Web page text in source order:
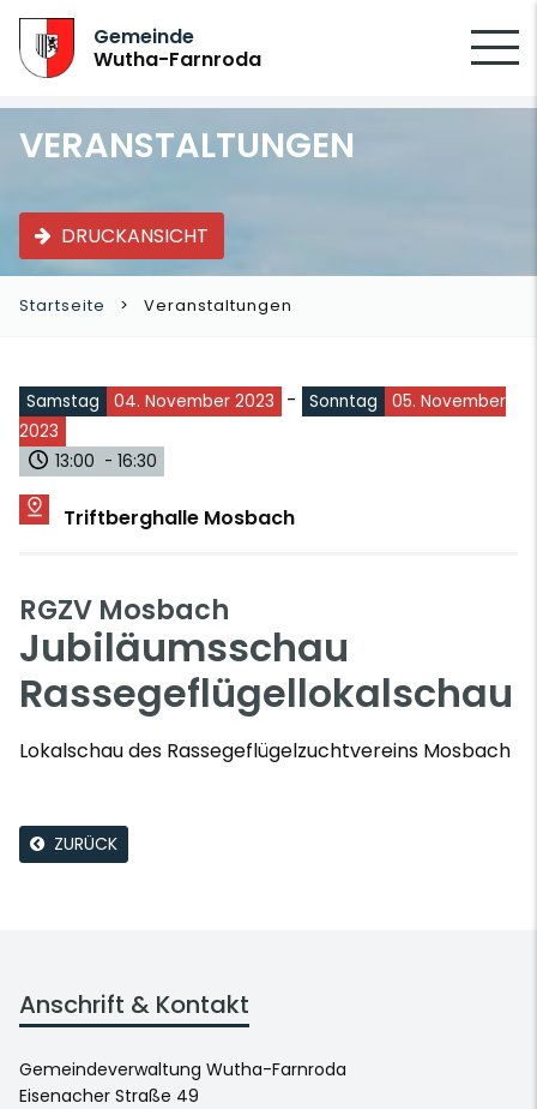
Gemeinde
Wutha-Farnroda
VERANSTALTUNGEN
DRUCKANSICHT
Startseite Veranstaltungen
Samstag 04. November 2023 - Sonntag
05. November
2023
13:00 - 16:30
Triftberghalle Mosbach
RGZV Mosbach
Jubiläumsschau
Rassegeflügellokalschau
Lokalschau des Rassegeflügelzuchtvereins Mosbach
ZURÜCK
Anschrift & Kontakt
Gemeindeverwaltung Wutha-Farnroda
Eisenacher Straße 49